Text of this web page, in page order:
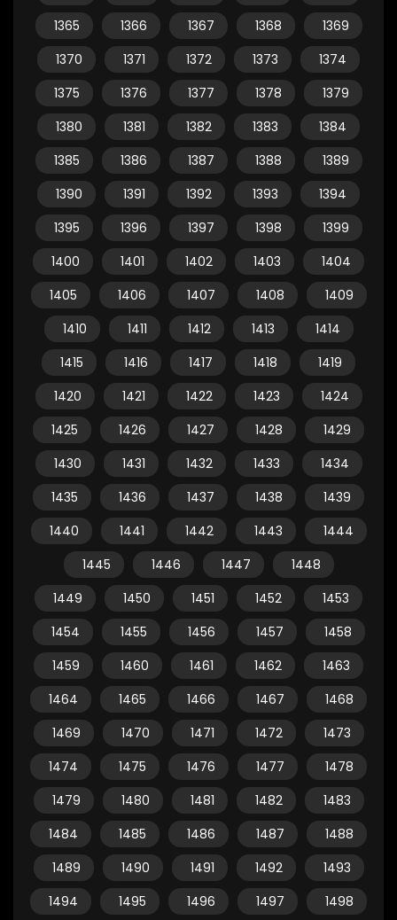
1365
1366 1367 1368
1369
1370
1371 1372 1373
1374
1375
1376 1377 1378
1379
1380
1381 1382 1383
1384
1385
1386 1387 1388
1389
1390
1391 1392 1393
1394
1395
1396 1397 1398
1399
1400
1401 1402 1403
1404
1405
1406 1407 1408
1409
1410
1411 1412 1413
1414
1415
1416 1417 1418
1419
1420
1421 1422 1423
1424
1425
1426 1427 1428
1429
1430
1431 1432 1433
1434
1435
1436 1437 1438
1439
1440
1441 1442 1443
1444
1445
1446 1447
1448
1449
1450 1451 1452
1453
1454
1455 1456 1457
1458
1459
1460 1461 1462
1463
1464
1465 1466 1467
1468
1469
1470 1471 1472
1473
1474
1475 1476 1477
1478
1479
1480 1481 1482
1483
1484
1485 1486 1487
1488
1489
1490 1491 1492
1493
1494
1495 1496 1497
1498